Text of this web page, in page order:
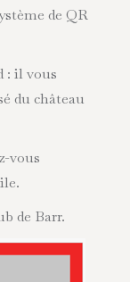
de QR
: il vous
du château
vous
de Barr.